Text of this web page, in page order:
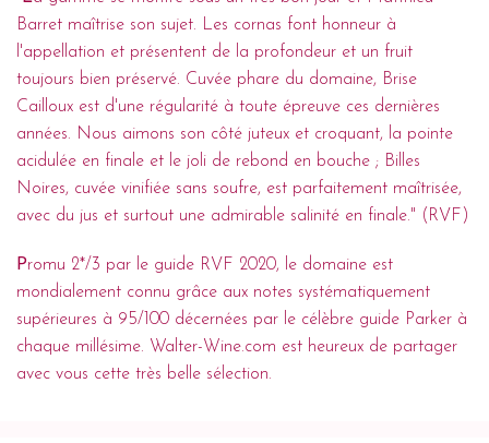
Barret maîtrise son sujet. Les cornas font honneur à
l'appellation et présentent de la profondeur et un fruit
toujours bien préservé. Cuvée phare du domaine, Brise
Cailloux est d'une régularité à toute épreuve ces dernières
années. Nous aimons son côté juteux et croquant, la pointe
acidulée en finale et le joli de rebond en bouche ; Billes
Noires, cuvée vinifiée sans soufre, est parfaitement maîtrisée,
avec du jus et surtout une admirable salinité en finale." (RVF)
Promu 2*/3 par le guide RVF 2020, le domaine est
mondialement connu grâce aux notes systématiquement
supérieures à 95/100 décernées par le célèbre guide Parker à
chaque millésime. Walter-Wine.com est heureux de partager
avec vous cette très belle sélection.